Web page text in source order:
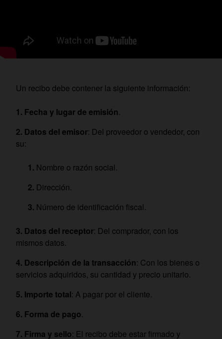
Un recibo debe contener la siguiente información:
Fecha y lugar de emisión.
Datos del emisor: Del proveedor o vendedor, con
su:
Nombre o razón social.
Dirección.
Número de identificación fiscal.
Datos del receptor: Del comprador, con los
mismos datos.
Descripción de la transacción: Con los bienes o
servicios adquiridos, su cantidad y precio unitario.
Importe total: A pagar por el cliente.
Forma de pago.
Firma y sello: El recibo debe estar firmado y